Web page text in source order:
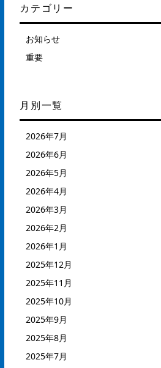
カテゴリー
お知らせ
重要
月別一覧
2026年7月
2026年6月
2026年5月
2026年4月
2026年3月
2026年2月
2026年1月
2025年12月
2025年11月
2025年10月
2025年9月
2025年8月
2025年7月